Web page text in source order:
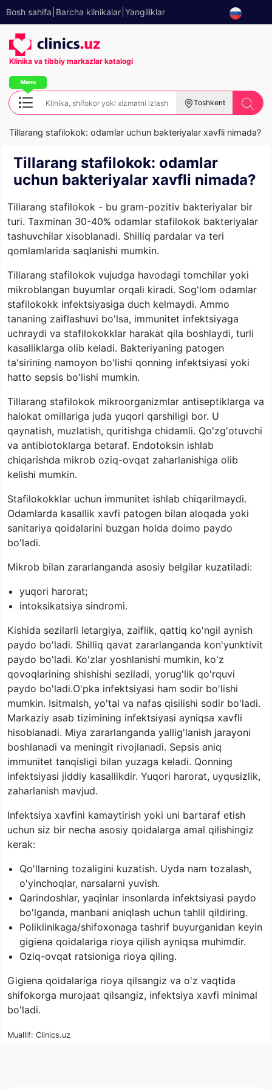
Bosh sahifa Barcha klinikalar Yangiliklar
Klinika va tibbiy markazlar katalogi
Toshkent
Tillarang stafilokok: odamlar uchun bakteriyalar xavfli nimada?
Tillarang stafilokok: odamlar
uchun bakteriyalar xavfli nimada?
Tillarang stafilokok - bu gram-pozitiv bakteriyalar bir
turi. Taxminan 30-40% odamlar stafilokok bakteriyalar
tashuvchilar xisoblanadi. Shilliq pardalar va teri
qomlamlarida saqlanishi mumkin.
Tillarang stafilokok vujudga havodagi tomchilar yoki
mikroblangan buyumlar orqali kiradi. Sog'lom odamlar
stafilokokk infektsiyasiga duch kelmaydi. Ammo
tananing zaiflashuvi bo'lsa, immunitet infektsiyaga
uchraydi va stafilokokklar harakat qila boshlaydi, turli
kasalliklarga olib keladi. Bakteriyaning patogen
ta'sirining namoyon bo'lishi qonning infektsiyasi yoki
hatto sepsis bo'lishi mumkin.
Tillarang stafilokok mikroorganizmlar antiseptiklarga va
halokat omillariga juda yuqori qarshiligi bor. U
qaynatish, muzlatish, quritishga chidamli. Qo'zg'otuvchi
va antibiotoklarga betaraf. Endotoksin ishlab
chiqarishda mikrob oziq-ovqat zaharlanishiga olib
kelishi mumkin.
Stafilokokklar uchun immunitet ishlab chiqarilmaydi.
Odamlarda kasallik xavfi patogen bilan aloqada yoki
sanitariya qoidalarini buzgan holda doimo paydo
bo'ladi.
Mikrob bilan zararlanganda asosiy belgilar kuzatiladi:
yuqori harorat;
intoksikatsiya sindromi.
Kishida sezilarli letargiya, zaiflik, qattiq ko'ngil aynish
paydo bo'ladi. Shilliq qavat zararlanganda kon'yunktivit
paydo bo'ladi. Ko'zlar yoshlanishi mumkin, ko'z
qovoqlarining shishishi seziladi, yorug'lik qo'rquvi
paydo bo'ladi.O'pka infektsiyasi ham sodir bo'lishi
mumkin. Isitmalsh, yo'tal va nafas qisilishi sodir bo'ladi.
Markaziy asab tizimining infektsiyasi ayniqsa xavfli
hisoblanadi. Miya zararlanganda yallig'lanish jarayoni
boshlanadi va meningit rivojlanadi. Sepsis aniq
immunitet tanqisligi bilan yuzaga keladi. Qonning
infektsiyasi jiddiy kasallikdir. Yuqori harorat, uyqusizlik,
zaharlanish mavjud.
Infektsiya xavfini kamaytirish yoki uni bartaraf etish
uchun siz bir necha asosiy qoidalarga amal qilishingiz
kerak:
Qo'llarning tozaligini kuzatish. Uyda nam tozalash,
o'yinchoqlar, narsalarni yuvish.
Qarindoshlar, yaqinlar insonlarda infektsiyasi paydo
bo'lganda, manbani aniqlash uchun tahlil qildiring.
Poliklinikaga/shifoxonaga tashrif buyurganidan keyin
gigiena qoidalariga rioya qilish ayniqsa muhimdir.
Oziq-ovqat ratsioniga rioya qiling.
Gigiena qoidalariga rioya qilsangiz va o'z vaqtida
shifokorga murojaat qilsangiz, infektsiya xavfi minimal
bo'ladi.
Muallif: Clinics.uz